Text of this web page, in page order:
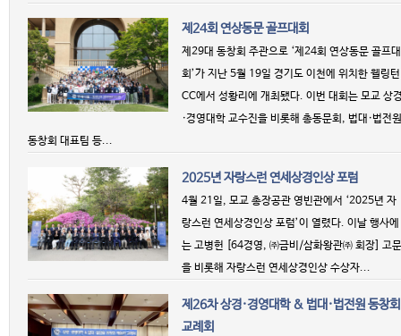
제24회 연상동문 골프대회
제29대 동창회 주관으로 ‘제24회 연상동문 골프대
회’가 지난 5월 19일 경기도 이천에 위치한 웰링턴
CC에서 성황리에 개최됐다. 이번 대회는 모교 상
·경영대학 교수진을 비롯해 총동문회, 법대·법전원
동창회 대표팀 등...
2025년 자랑스런 연세상경인상 포럼
4월 21일, 모교 총장공관 영빈관에서 ‘2025년 자
랑스런 연세상경인상 포럼’이 열렸다. 이날 행사에
는 고병헌 [64경영, ㈜금비/삼화왕관㈜ 회장] 고문
을 비롯해 자랑스런 연세상경인상 수상자...
제26차 상경·경영대학 & 법대·법전원 동창회
교례회